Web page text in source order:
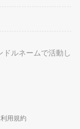
ドルネームで活動し
利用規約